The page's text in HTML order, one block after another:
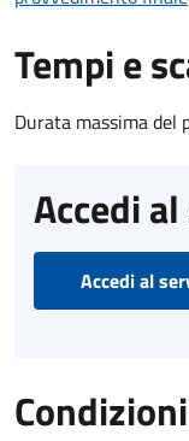
Tempi e
Durata massima
Accedi
Accedi al